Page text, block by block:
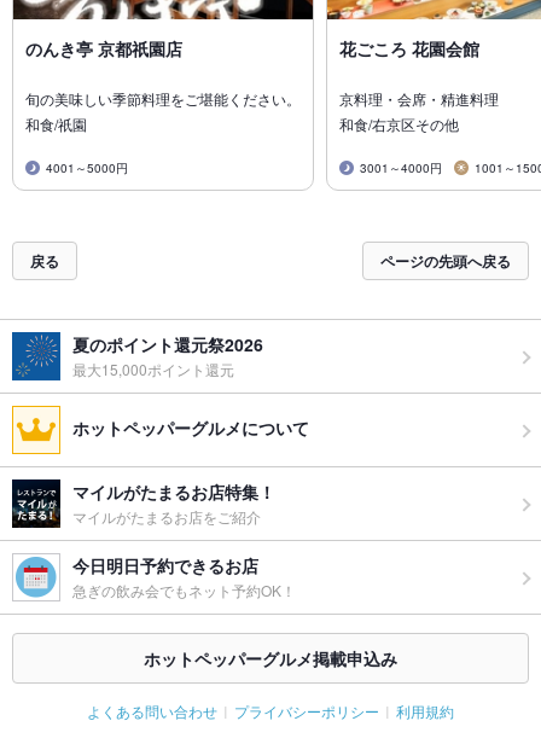
のんき亭 京都祇園店
旬の美味しい季節料理をご堪能ください。
和食/祇園
4001～5000円
花ごころ 花園会館
京料理・会席・精進料理
和食/右京区その他
3001～4000円 1001～
戻る ページの先頭へ戻る
夏のポイント還元祭2026
最大15,000ポイント還元
ホットペッパーグルメについて
マイルがたまるお店特集！
マイルがたまるお店をご紹介
今日明日予約できるお店
急ぎの飲み会でもネット予約OK！
ホットペッパーグルメ掲載申込み
よくある問い合わせ プライバシーポリシー 利用規約